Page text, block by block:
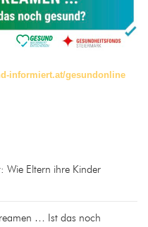
informiert.at/gesundonline
Wie Eltern ihre Kinder
… Ist das noch